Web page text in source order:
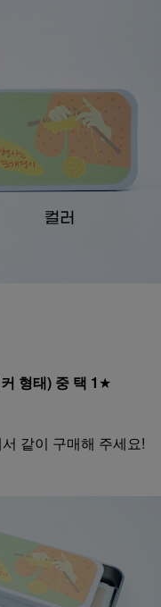
형태) 중 택 1★
같이 구매해 주세요!